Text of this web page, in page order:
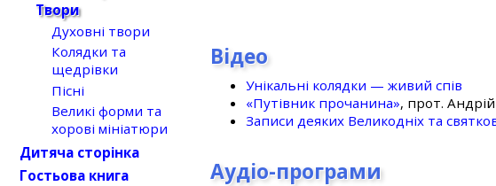
Відео
Унікальні колядки — живий спів
«Путівник прочанина», прот.
Записи деяких Великодніх та
Аудіо-програми
Твори
Духовні твори
Колядки та
щедрівки
Пісні
Великі форми та
хорові мініатюри
Дитяча сторінка
Гостьова книга